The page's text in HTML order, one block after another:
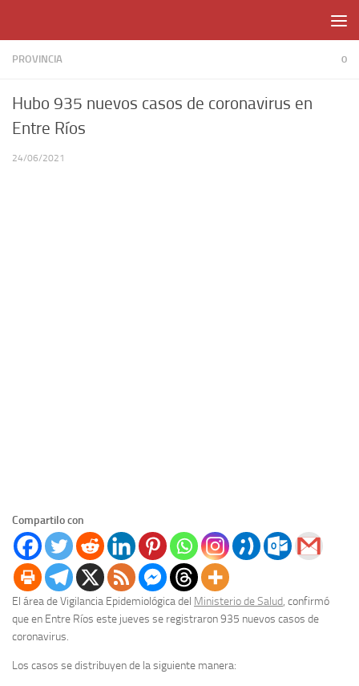
PROVINCIA 0
Hubo 935 nuevos casos de coronavirus en
Entre Ríos
24/06/2021
Compartilo con
El área de Vigilancia Epidemiológica del Ministerio de Salud, confirmó
que en Entre Ríos este jueves se registraron 935 nuevos casos de
coronavirus.
Los casos se distribuyen de la siguiente manera: